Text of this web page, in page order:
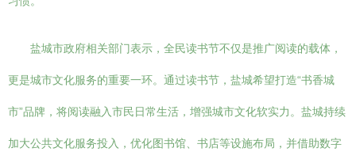
盐城市政府相关部门表示，全民读书节不仅是推广阅读的载体，
更是城市文化服务的重要一环。通过读书节，盐城希望打造“书香城
市”品牌，将阅读融入市民日常生活，增强城市文化软实力。盐城持续
加大公共文化服务投入，优化图书馆、书店等设施布局，并借助数字